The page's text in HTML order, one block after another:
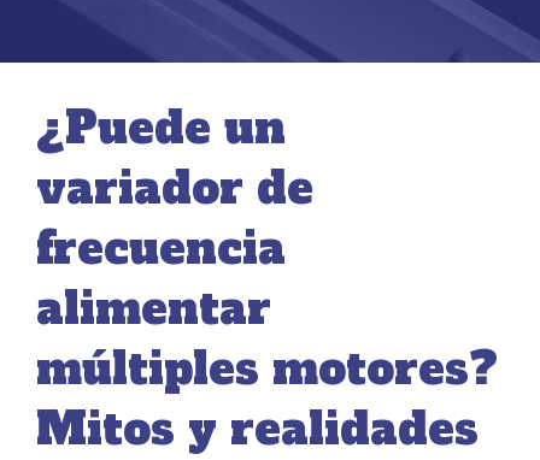
¿Puede un
variador de
frecuencia
alimentar
múltiples motores?
Mitos y realidades